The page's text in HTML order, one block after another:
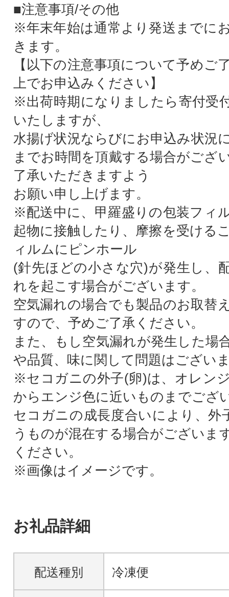
■注意事項/その他
※年末年始は通常より発送までに
きます。
【以下の注意事項について予めご
上でお申込みください】
※出荷時期になりましたら寄付受
いたしますが、
水揚げ状況ならびにお申込み状況
までお時間を頂戴する場合がござ
了承いただきますよう
お願い申し上げます。
※配送中に、甲羅盛りの包装フィ
起物に接触したり、摩擦を受ける
ィルムにピンホール
(針先ほどの小さな穴)が発生し、
れを起こす場合がございます。
空気漏れの場合でも製品のお取替
すので、予めご了承ください。
また、もし空気漏れが発生した場
や品質、味に関して問題はござい
※セコガニの外子(卵)は、オレン
からエンジ色に近いものまでござ
セコガニの成長度合いにより、外
うものが混在する場合がございま
ください。
※画像はイメージです。
お礼品詳細
配送種別 冷凍便